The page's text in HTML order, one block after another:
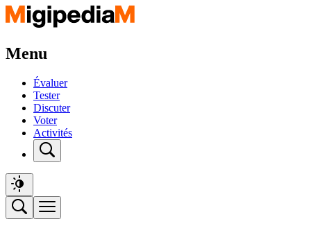
Menu
Évaluer
Tester
Discuter
Voter
Activités